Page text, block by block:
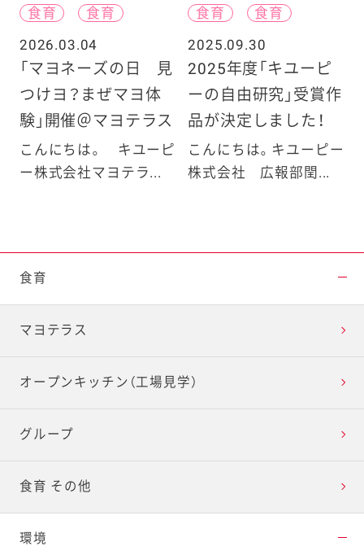
食育
食育
2026.03.04
「マヨネーズの日 見
つけヨ？まぜマヨ体
験」開催＠マヨテラス
こんにちは。 キユーピ
ー株式会社マヨテラ...
食育
食育
2025.09.30
2025年度「キユーピ
ーの自由研究」受賞作
品が決定しました！
こんにちは。キユーピー
株式会社 広報部閏...
食育
マヨテラス
オープンキッチン（工場見学）
グループ
食育 その他
環境